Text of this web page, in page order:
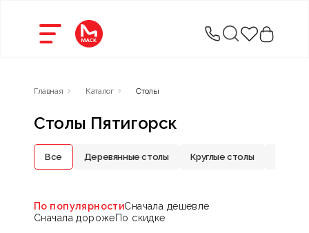
Главная Каталог Столы
Столы Пятигорск
Все Деревянные столы Круглые столы
По популярностиСначала дешевле
Сначала дорожеПо скидке